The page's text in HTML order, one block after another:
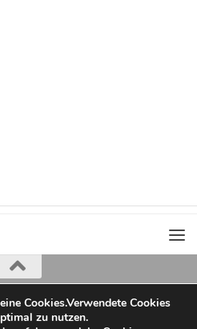
Greiner
2022
Cookies.Verwendete Cookies
zu nutzen.